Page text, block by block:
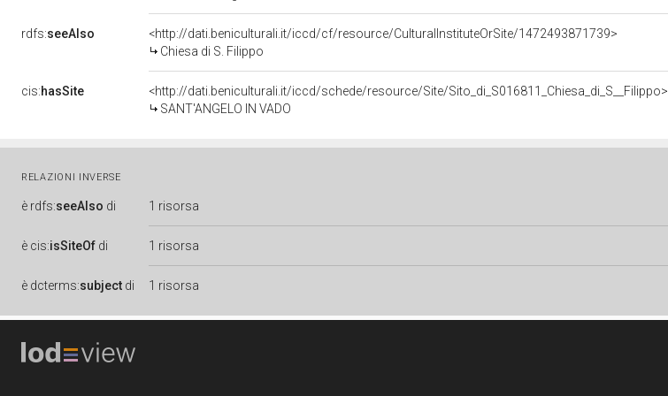
rdfs:seeAlso
<http://dati.beniculturali.it/iccd/cf/resource/CulturalInstituteOrSite/1472493871739>
Chiesa di S. Filippo
cis:hasSite
<http://dati.beniculturali.it/iccd/schede/resource/Site/Sito_di_S016811_Chiesa_di_S__Filippo>
SANT'ANGELO IN VADO
RELAZIONI INVERSE
è rdfs:seeAlso di 1 risorsa
è cis:isSiteOf di 1 risorsa
è dcterms:subject di 1 risorsa